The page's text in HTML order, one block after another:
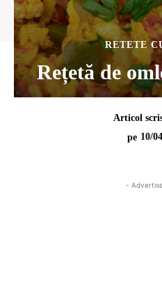
RETETE
Rețetă de
Articol
pe 10/
-